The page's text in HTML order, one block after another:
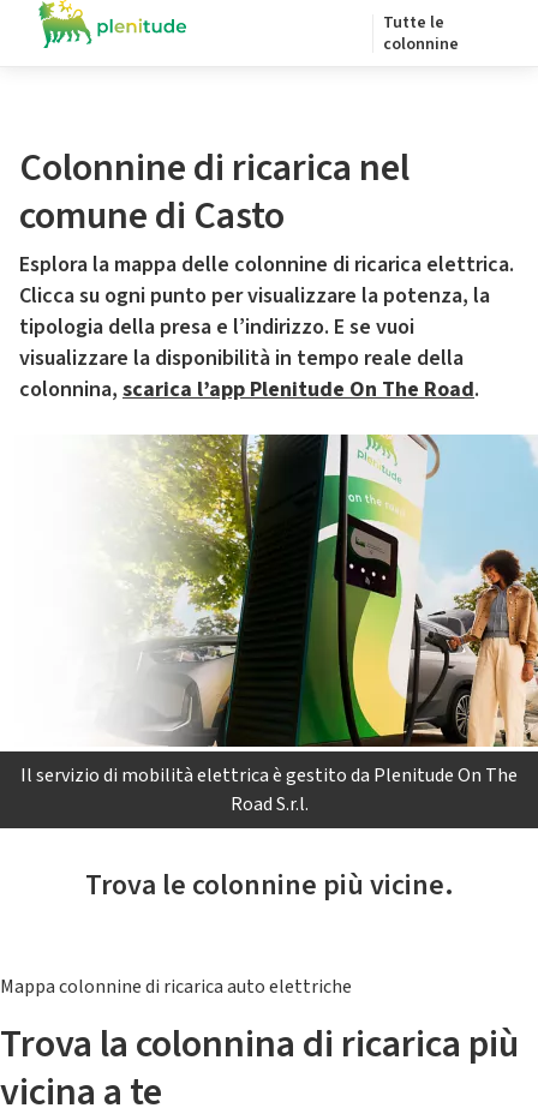
Tutte le
colonnine
Colonnine di ricarica nel
comune di Casto
Esplora la mappa delle colonnine di ricarica elettrica.
Clicca su ogni punto per visualizzare la potenza, la
tipologia della presa e l’indirizzo. E se vuoi
visualizzare la disponibilità in tempo reale della
colonnina, scarica l’app Plenitude On The Road.
Il servizio di mobilità elettrica è gestito da Plenitude On The
Road S.r.l.
Trova le colonnine più vicine.
Mappa colonnine di ricarica auto elettriche
Trova la colonnina di ricarica più
vicina a te